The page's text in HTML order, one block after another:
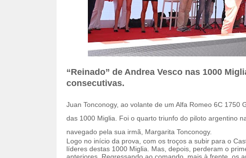
“Reinado” de Andrea Vesco nas 1000
consecutivas.
Juan Tonconogy, ao volante de um Alfa Romeo 6C
das 1000 Miglia. Foi o quarto triunfo do piloto argentino
navegado pela sua irmã, Margarita Tonconogy.
Logo no início da prova, com os troços a subir para o
líderes destas 1000 Miglia. Mas, depois, perderam o